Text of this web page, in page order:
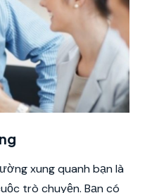
xung quanh bạn là
trò chuyện. Bạn có